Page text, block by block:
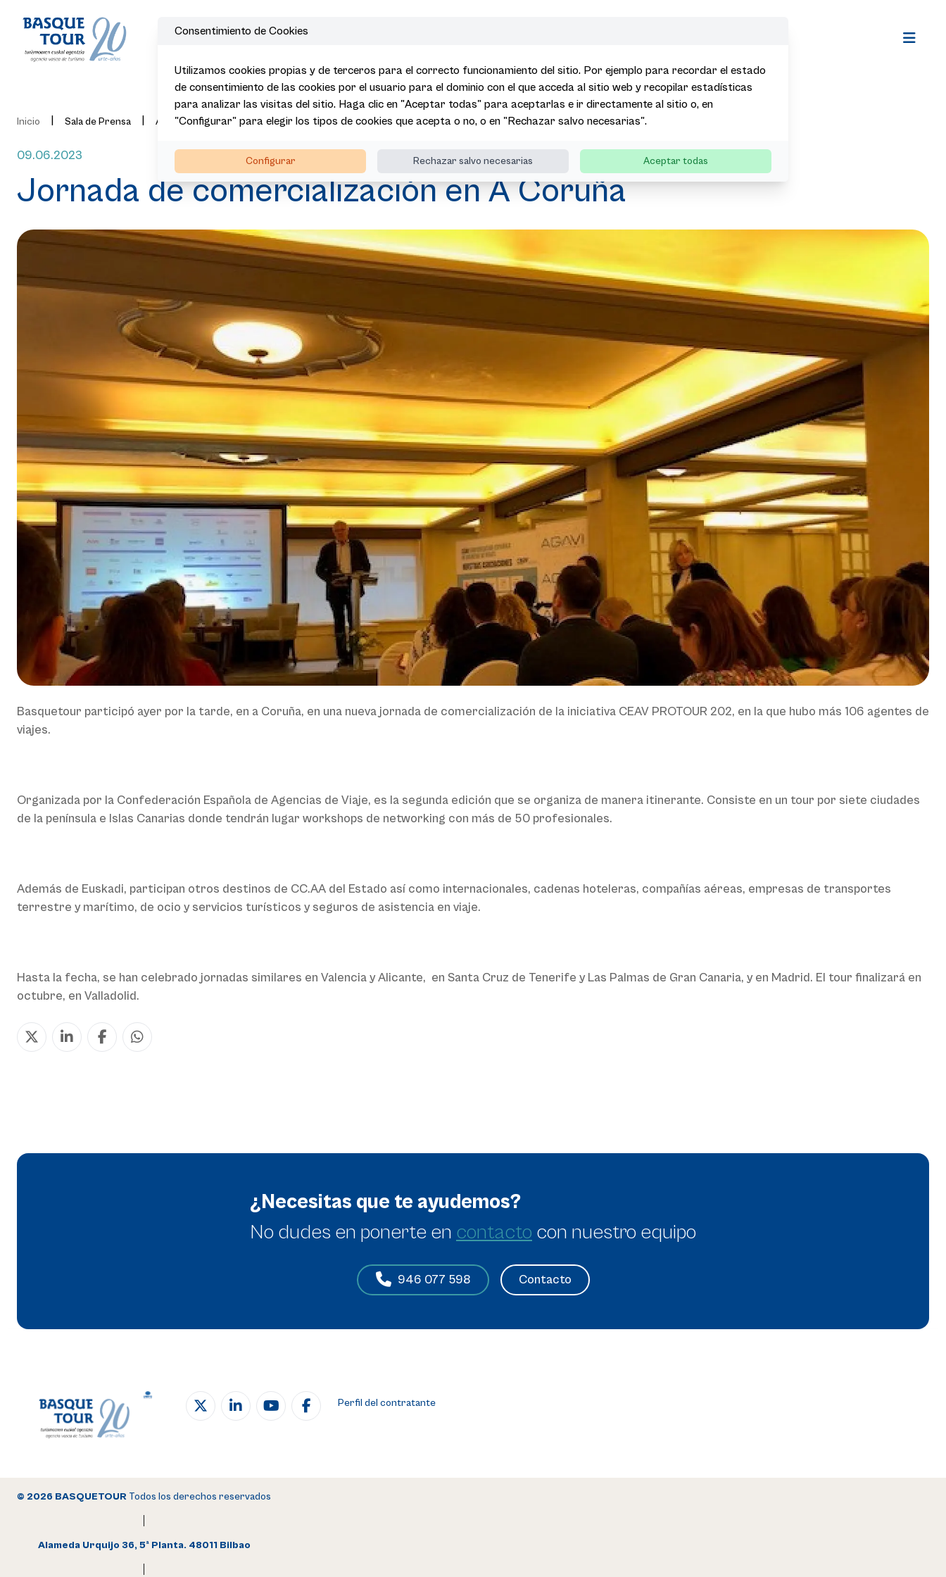
Open
Inicio Sala de Prensa Actualidad | Noticias | Jornada de comercialización en A Coruña
09.06.2023
Jornada de comercialización en A Coruña
Basquetour participó ayer por la tarde, en a Coruña, en una nueva jornada de comercialización de la iniciativa CEAV PROTOUR 202, en la que hubo más 106 agentes de
viajes.
Organizada por la Confederación Española de Agencias de Viaje, es la segunda edición que se organiza de manera itinerante. Consiste en un tour por siete ciudades
de la península e Islas Canarias donde tendrán lugar workshops de networking con más de 50 profesionales.
Además de Euskadi, participan otros destinos de CC.AA del Estado así como internacionales, cadenas hoteleras, compañías aéreas, empresas de transportes
terrestre y marítimo, de ocio y servicios turísticos y seguros de asistencia en viaje.
Hasta la fecha, se han celebrado jornadas similares en Valencia y Alicante, en Santa Cruz de Tenerife y Las Palmas de Gran Canaria, y en Madrid. El tour finalizará en
octubre, en Valladolid.
¿Necesitas que te ayudemos?
No dudes en ponerte en contacto con nuestro equipo
946 077 598 Contacto
Perfil del contratante
© 2026 BASQUETOUR Todos los derechos reservados
Alameda Urquijo 36, 5ª Planta. 48011 Bilbao
Consentimiento de Cookies
Utilizamos cookies propias y de terceros para el correcto funcionamiento del sitio. Por ejemplo para recordar el estado
de consentimiento de las cookies por el usuario para el dominio con el que acceda al sitio web y recopilar estadísticas
para analizar las visitas del sitio. Haga clic en "Aceptar todas" para aceptarlas e ir directamente al sitio o, en
"Configurar" para elegir los tipos de cookies que acepta o no, o en "Rechazar salvo necesarias".
Configurar Rechazar salvo necesarias Aceptar todas